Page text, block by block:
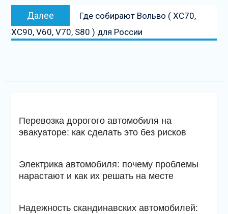
Далее
Следующая
запись
Где собирают Вольво ( XC70,
XC90, V60, V70, S80 ) для России
Перевозка дорогого автомобиля на
эвакуаторе: как сделать это без рисков
Электрика автомобиля: почему проблемы
нарастают и как их решать на месте
Надежность скандинавских автомобилей: